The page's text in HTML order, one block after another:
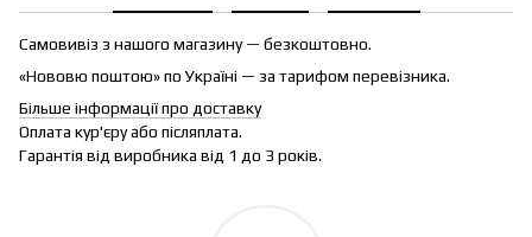
Самовивіз з нашого магазину — безкоштовно.
«Нововю поштою» по Україні — за тарифом перевізника.
Більше інформації про доставку
Оплата кур'єру або післяплата.
Гарантія від виробника від 1 до 3 років.